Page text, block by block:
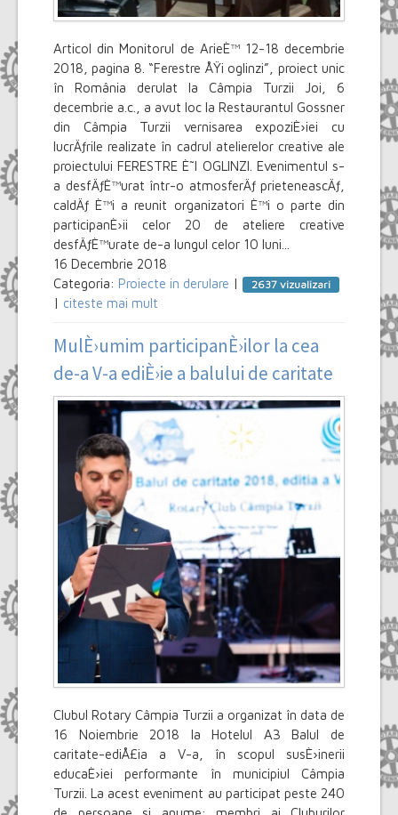
Articol din Monitorul de ArieÈ™ 12-18 decembrie
2018, pagina 8. “Ferestre ÅŸi oglinzi”, proiect unic
în România derulat la Câmpia Turzii Joi, 6
decembrie a.c., a avut loc la Restaurantul Gossner
din Câmpia Turzii vernisarea expoziÈ›iei cu
lucrÄƒrile realizate în cadrul atelierelor creative ale
proiectului FERESTRE È˜I OGLINZI. Evenimentul s-
a desfÄƒÈ™urat într-o atmosferÄƒ prieteneascÄƒ,
caldÄƒ È™i a reunit organizatori È™i o parte din
participanÈ›ii celor 20 de ateliere creative
desfÄƒÈ™urate de-a lungul celor 10 luni...
16 Decembrie 2018
Categoria: Proiecte in derulare | 2637 vizualizari
| citeste mai mult
MulÈ›umim participanÈ›ilor la cea
de-a V-a ediÈ›ie a balului de caritate
Clubul Rotary Câmpia Turzii a organizat în data de
16 Noiembrie 2018 la Hotelul A3 Balul de
caritate-ediÅ£ia a V-a, în scopul susÈ›inerii
educaÈ›iei performante în municipiul Câmpia
Turzii. La acest eveniment au participat peste 240